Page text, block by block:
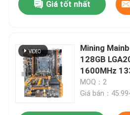
Giá tốt nhất
Mining
128GB
1600MHz
MOQ：2
Giá bán：